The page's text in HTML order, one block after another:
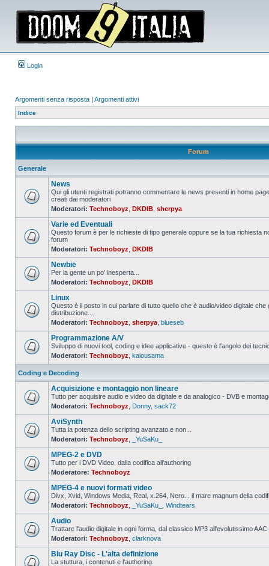
Login
Argomenti senza risposta | Argomenti attivi
Indice
Forum
Generale
Nessun
da
leggere
News
Qui gli utenti registrati potranno commentare le news presenti in home
creati dai moderatori
Moderatori: Technoboyz DKDIB sherpya
Nessun
da
leggere
Varie ed Eventuali
Questo forum è per le richieste di tipo generale oppure se la tua richiesta
forum
Moderatori: Technoboyz DKDIB
Nessun
messaggio
leggere
Newbie
Per la gente un po' inesperta...
Moderatori: Technoboyz DKDIB
Nessun
da
leggere
Linux
Questo è il posto in cui parlare di tutto quello che è audio/video digitale
distribuzione...
Moderatori: Technoboyz sherpya blueseb
Nessun
messaggio
da
leggere
Programmazione A/V
Sviluppo di nuovi tool, coding e idee applicative - questo è l'angolo dei
Moderatori: Technoboyz kaiousama
Coding e Decoding
Nessun
messaggio
da
leggere
Acquisizione e montaggio non lineare
Tutto per acquisire audio e video da digitale e da analogico - DVB e
Moderatori: Technoboyz Donny, sack72
Nessun
messaggio
da
leggere
AviSynth
Tutta la potenza dello scripting avanzato e non...
Moderatori: Technoboyz _YuSaKu_
Nessun
messaggio
da
leggere
MPEG-2 e DVD
Tutto per i DVD Video, dalla codifica all'authoring
Moderatore: Technoboyz
Nessun
messaggio
da
leggere
MPEG-4 e nuovi formati video
Divx, Xvid, Windows Media, Real, x.264, Nero... il mare magnum della
Moderatori: Technoboyz _YuSaKu_ Windtears
Nessun
messaggio
da
leggere
Audio
Trattare l'audio digitale in ogni forma, dal classico MP3 all'evolutissimo
Moderatori: Technoboyz clarknova
Blu Ray Disc - L'alta definizione
La stuttura, i contenuti e l'authoring.